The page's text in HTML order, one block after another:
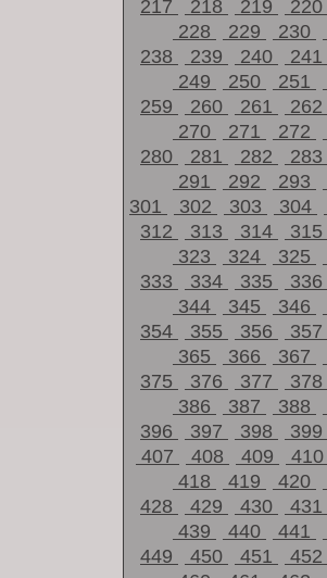
217
218 219 220
228
229 230
238
239 240 241
249
250 251
259
260 261 262
270
271 272
280
281 282 283
291
292 293
301
302 303 304
312
313 314 315
323
324 325
333
334 335 336
344
345 346
354
355 356 357
365
366 367
375
376 377 378
386
387 388
396
397 398 399
407
408 409 410
418
419 420
428
429 430 431
439
440 441
449
450 451 452